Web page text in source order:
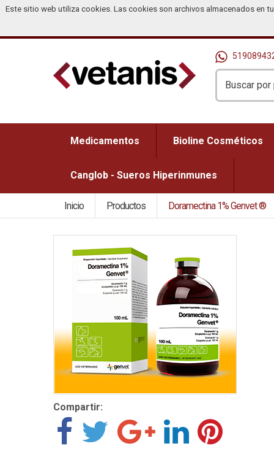
Inicio Productos Promociones Ofertas
Medicamentos Bioline Cosméticos
Canglob - Sueros Hiperinmunes
Inicio Productos Doramectina 1% Genvet ®
Compartir:
Este sitio web utiliza cookies. Las cookies son archivos almacenados en